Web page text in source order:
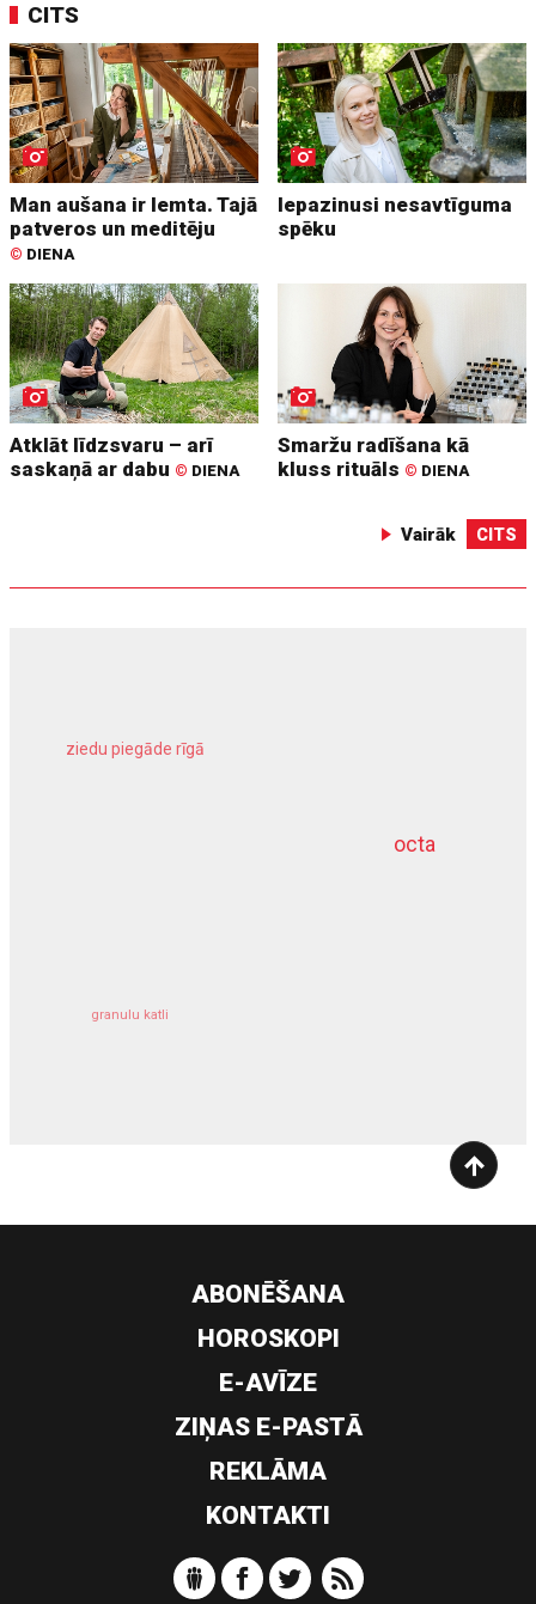
CITS
Man aušana ir lemta. Tajā
patveros un meditēju
© DIENA
Iepazinusi nesavtīguma
spēku
Atklāt līdzsvaru – arī
saskaņā ar dabu © DIENA
Smaržu radīšana kā
kluss rituāls © DIENA
Vairāk CITS
octa
ziedu piegāde rīgā
granulu katli
dziļurbums
ABONĒŠANA
HOROSKOPI
E-AVĪZE
ZIŅAS E-PASTĀ
REKLĀMA
KONTAKTI